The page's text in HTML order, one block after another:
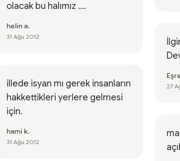
olacak bu halımız ....
helin a.
31 Ağu 2012
illede isyan mı gerek insanların
hakkettikleri yerlere gelmesi
için.
hami k.
31 Ağu 2012
27